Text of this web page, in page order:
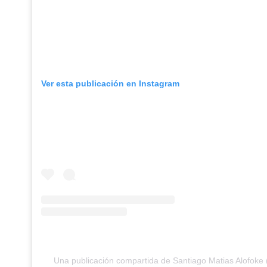
Ver esta publicación en Instagram
Una publicación compartida de Santiago Matias Alofoke